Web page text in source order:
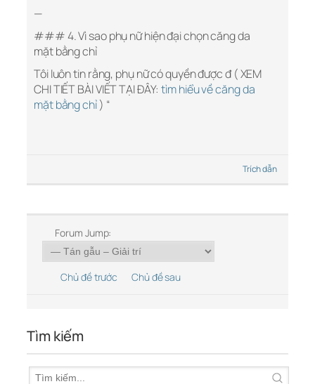
—
### 4. Vì sao phụ nữ hiện đại chọn căng da
mặt bằng chỉ
Tôi luôn tin rằng, phụ nữ có quyền được đ ( XEM
CHI TIẾT BÀI VIẾT TẠI ĐÂY:tìm hiểu về căng da
mặt bằng chỉ) “
Trích dẫn
Forum Jump:
Chủ đề trước Chủ đề sau
Tìm kiếm